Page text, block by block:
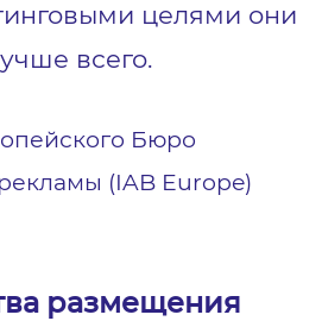
целями они
всего.
Бюро
(IAB Europe)
размещения